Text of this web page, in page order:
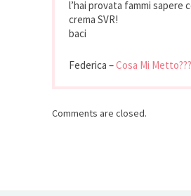
l’hai provata fammi sapere
crema SVR!
baci
Federica –Cosa Mi Metto???
Comments are closed.